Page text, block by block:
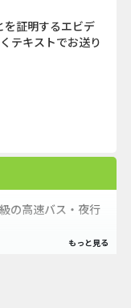
証明するエビデ
テキストでお送り
の高速バス・夜行
便以上のプラ